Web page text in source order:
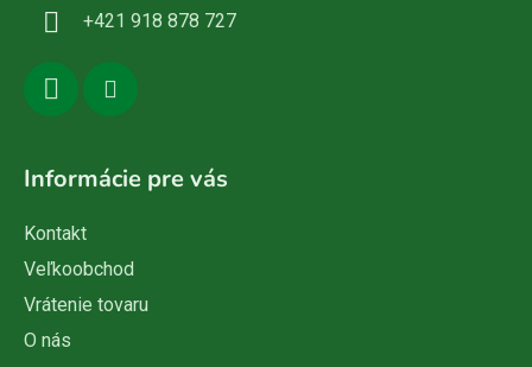
+421 918 878 727
Informácie pre vás
Kontakt
Veľkoobchod
Vrátenie tovaru
O nás